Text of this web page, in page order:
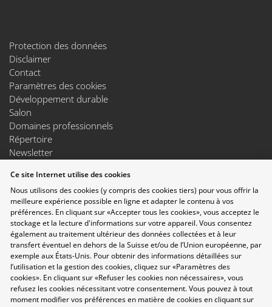
Protection des données
Disclaimer
Contact
Paramètres des cookies
Développement durable
Salon
Domaines professionnels
Répertoire
Newsletter
Exposants
Conférences
Points forts
Espace Exposants
Espace Enseignants
Suivez-nous sur les réseaux sociaux
Ce site Internet utilise des cookies
Nous utilisons des cookies (y compris des cookies tiers) pour vous offrir la
meilleure expérience possible en ligne et adapter le contenu à vos
préférences. En cliquant sur «Accepter tous les cookies», vous acceptez le
stockage et la lecture d'informations sur votre appareil. Vous consentez
également au traitement ultérieur des données collectées et à leur
transfert éventuel en dehors de la Suisse et/ou de l’Union européenne, par
exemple aux États-Unis. Pour obtenir des informations détaillées sur
l’utilisation et la gestion des cookies, cliquez sur «Paramètres des
cookies». En cliquant sur «Refuser les cookies non nécessaires», vous
refusez les cookies nécessitant votre consentement. Vous pouvez à tout
moment modifier vos préférences en matière de cookies en cliquant sur